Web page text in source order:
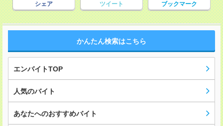
シェア ツイート ブックマーク
かんたん検索はこちら
エンバイトTOP
人気のバイト
あなたへのおすすめバイト